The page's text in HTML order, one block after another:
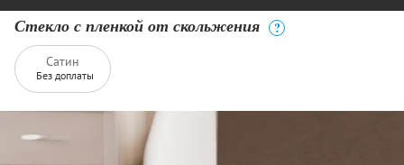
Стекло с пленкой от скольжения ?
Сатин
Без доплаты